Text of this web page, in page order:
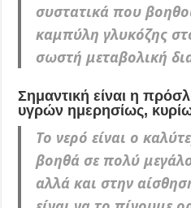
συστατικά που
καμπύλη γλυκόζης
σωστή μεταβολική
Σημαντική είναι η
υγρών ημερησίως,
Το νερό είναι ο
βοηθά σε πολύ
αλλά και στην